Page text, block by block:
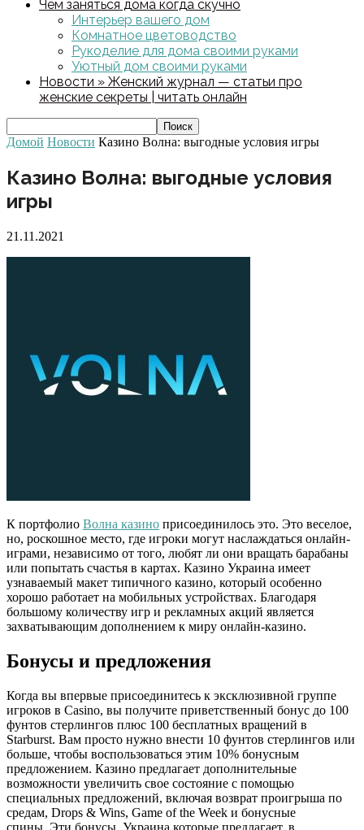
Чем заняться дома когда скучно
Интерьер вашего дом
Комнатное цветоводство
Рукоделие для дома своими руками
Уютный дом своими руками
Новости » Женский журнал — статьи про
женские секреты | читать онлайн
Домой Новости Казино Волна: выгодные условия игры
Казино Волна: выгодные условия
игры
21.11.2021
К портфолио Волна казино присоединилось это. Это веселое,
но, роскошное место, где игроки могут наслаждаться онлайн-
играми, независимо от того, любят ли они вращать барабаны
или попытать счастья в картах. Казино Украина имеет
узнаваемый макет типичного казино, который особенно
хорошо работает на мобильных устройствах. Благодаря
большому количеству игр и рекламных акций является
захватывающим дополнением к миру онлайн-казино.
Бонусы и предложения
Когда вы впервые присоединитесь к эксклюзивной группе
игроков в Casino, вы получите приветственный бонус до 100
фунтов стерлингов плюс 100 бесплатных вращений в
Starburst. Вам просто нужно внести 10 фунтов стерлингов или
больше, чтобы воспользоваться этим 10% бонусным
предложением. Казино предлагает дополнительные
возможности увеличить свое состояние с помощью
специальных предложений, включая возврат проигрыша по
средам, Drops & Wins, Game of the Week и бонусные
спины. Эти бонусы, Украина которые предлагает, в